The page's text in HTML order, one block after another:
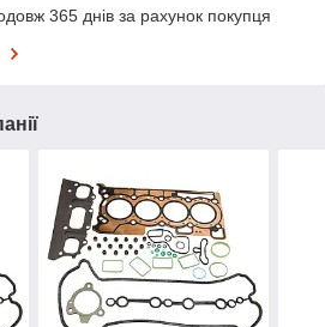
365 днів за рахунок покупця